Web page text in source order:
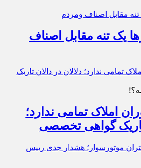
یک تنه مقابل اصناف
املاک تمامی ندارد؛
تاریک گواهی تخصصی